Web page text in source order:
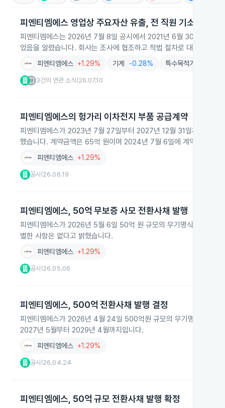
피엔티엠에스 영업상 주요자산 유출, 전 직원 기소 확인
피엔티엠에스는 2026년 7월 8일 공시에서 2021년 6월 30일 영업상
었음을 알렸습니다. 회사는 조사에 협조하고 적법 절차로 대응하겠다
피엔티엠에스 +1.29% 기계 -0.28% 특수목적기계
3건의 연관 소식 26.07.10
피엔티엠에스의 헝가리 이차전지 부품 공급계약
피엔티엠에스가 2023년 7월 27일부터 2027년 12월 31일까지 헝가
했습니다. 계약금액은 65억 원이며 2024년 7월 6일에 계약물량을 선
피엔티엠에스 +1.29%
공시 26.06.19
피엔티엠에스, 50억 무보증 사모 전환사채 발행
피엔티엠에스가 2026년 5월 6일 50억 원 규모의 무기명식 이권부
별한 사항은 없다고 밝혔습니다.
피엔티엠에스 +1.29%
공시 26.05.06
피엔티엠에스, 500억 전환사채 발행 결정
피엔티엠에스가 2026년 4월 24일 500억원 규모의 무기명식 이권
2027년 5월부터 2029년 4월까지입니다.
피엔티엠에스 +1.29%
공시 26.04.24
피엔티엠에스, 50억 규모 전환사채 발행 확정